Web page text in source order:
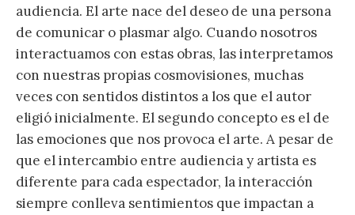
audiencia. El arte nace del deseo de una persona
de comunicar o plasmar algo. Cuando nosotros
interactuamos con estas obras, las interpretamos
con nuestras propias cosmovisiones, muchas
veces con sentidos distintos a los que el autor
eligió inicialmente. El segundo concepto es el de
las emociones que nos provoca el arte. A pesar de
que el intercambio entre audiencia y artista es
diferente para cada espectador, la interacción
siempre conlleva sentimientos que impactan a